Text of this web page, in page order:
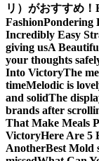
リ）がおすすめ！
FashionPondering
Incredibly Easy
giving usA
your thoughts
Into VictoryThe
timeMelodic is
and solidThe
brands after
That Make Meals
VictoryHere Are 5
AnotherBest Mold